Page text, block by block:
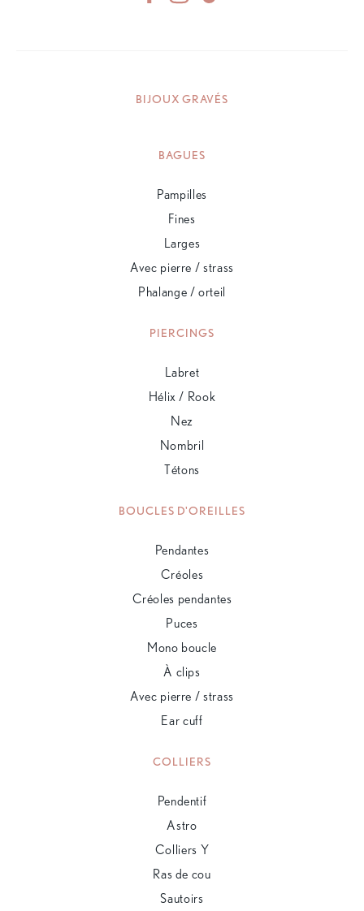
BIJOUX GRAVÉS
BAGUES
Pampilles
Fines
Larges
Avec pierre / strass
Phalange / orteil
PIERCINGS
Labret
Hélix / Rook
Nez
Nombril
Tétons
BOUCLES D'OREILLES
Pendantes
Créoles
Créoles pendantes
Puces
Mono boucle
À clips
Avec pierre / strass
Ear cuff
COLLIERS
Pendentif
Astro
Colliers Y
Ras de cou
Sautoirs